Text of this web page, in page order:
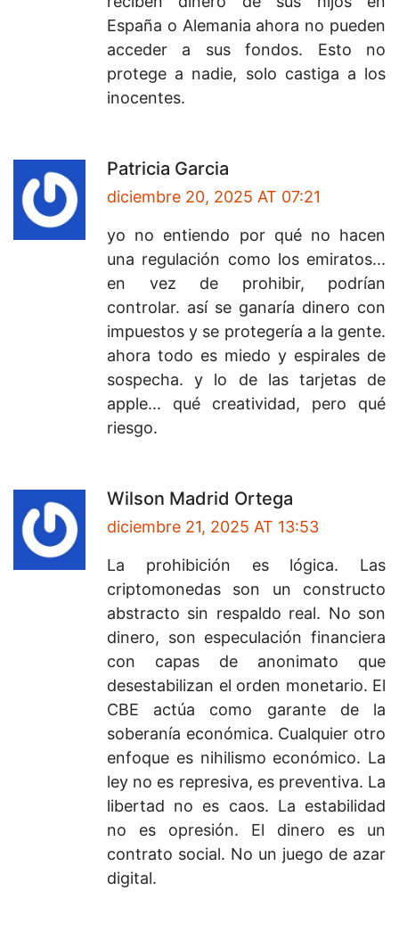
España o Alemania ahora no pueden
acceder a sus fondos. Esto no
protege a nadie, solo castiga a los
inocentes.
Patricia Garcia
diciembre 20, 2025 AT 07:21
yo no entiendo por qué no hacen
una regulación como los emiratos...
en vez de prohibir, podrían
controlar. así se ganaría dinero con
impuestos y se protegería a la gente.
ahora todo es miedo y espirales de
sospecha. y lo de las tarjetas de
apple... qué creatividad, pero qué
riesgo.
Wilson Madrid Ortega
diciembre 21, 2025 AT 13:53
La prohibición es lógica. Las
criptomonedas son un constructo
abstracto sin respaldo real. No son
dinero, son especulación financiera
con capas de anonimato que
desestabilizan el orden monetario. El
CBE actúa como garante de la
soberanía económica. Cualquier otro
enfoque es nihilismo económico. La
ley no es represiva, es preventiva. La
libertad no es caos. La estabilidad
no es opresión. El dinero es un
contrato social. No un juego de azar
digital.